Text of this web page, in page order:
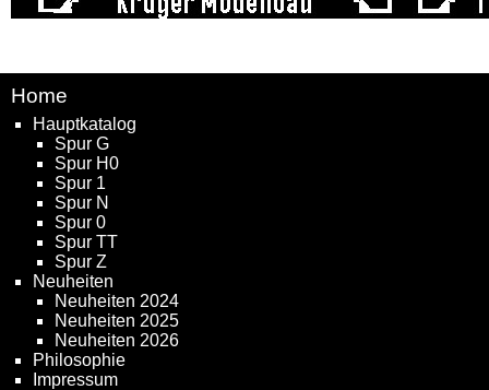
Home
Hauptkatalog
Spur G
Spur H0
Spur 1
Spur N
Spur 0
Spur TT
Spur Z
Neuheiten
Neuheiten 2024
Neuheiten 2025
Neuheiten 2026
Philosophie
Impressum